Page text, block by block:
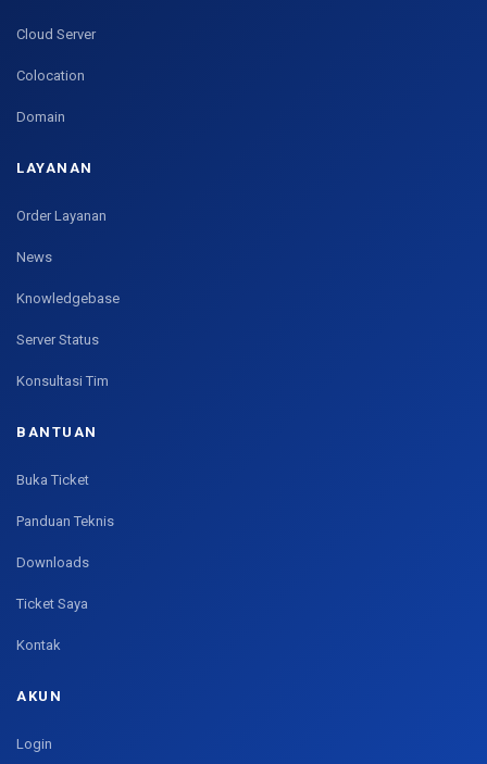
Cloud Server
Colocation
Domain
LAYANAN
Order Layanan
News
Knowledgebase
Server Status
Konsultasi Tim
BANTUAN
Buka Ticket
Panduan Teknis
Downloads
Ticket Saya
Kontak
AKUN
Login